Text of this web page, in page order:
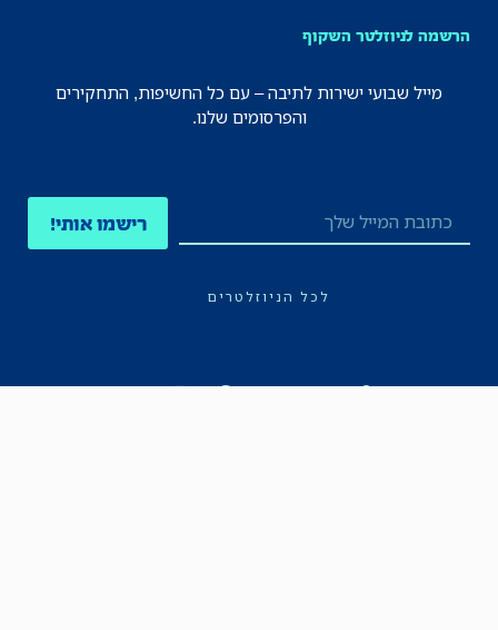
הרשמה לניוזלטר השקוף
מייל שבועי ישירות לתיבה – עם כל החשיפות, התחקירים
והפרסומים שלנו.
רישמו אותי!
לכל הניוזלטרים